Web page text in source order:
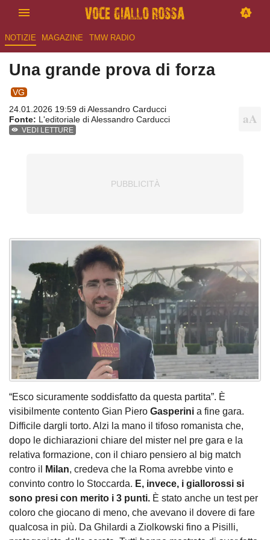
NOTIZIE MAGAZINE TMW RADIO
Una grande prova di forza
VG
24.01.2026 19:59 diAlessandro Carducci
Fonte: L'editoriale di Alessandro Carducci
VEDI LETTURE
“Esco sicuramente soddisfatto da questa partita”. È
visibilmente contento Gian Piero Gasperini a fine gara.
Difficile dargli torto. Alzi la mano il tifoso romanista che,
dopo le dichiarazioni chiare del mister nel pre gara e la
relativa formazione, con il chiaro pensiero al big match
contro il
Milan, credeva che la Roma avrebbe vinto e
convinto contro lo Stoccarda. E, invece, i giallorossi si
sono presi con merito i 3 punti. È stato anche un test per
coloro che giocano di meno, che avevano il dovere di fare
qualcosa in più. Da Ghilardi a Ziolkowski fino a Pisilli,